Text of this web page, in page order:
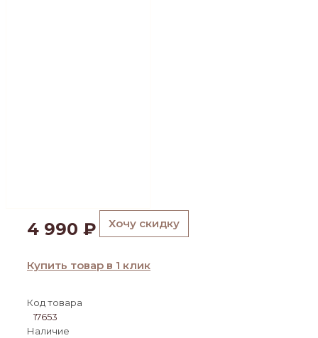
4 990 ₽ Хочу скидку
Купить товар в 1 клик
Код товара
17653
Наличие